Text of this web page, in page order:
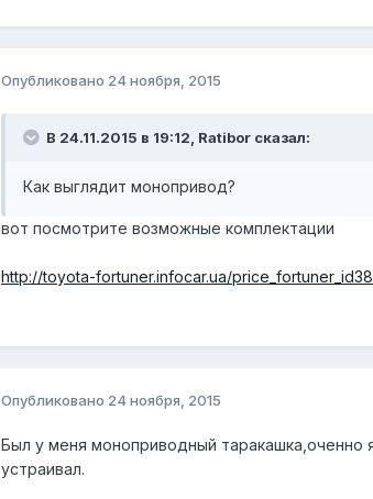
Опубликовано 24 ноября, 2015
В 24.11.2015 в 19:12, Ratibor сказал:
Как выглядит монопривод?
вот посмотрите возможные комплектации
http://toyota-fortuner.infocar.ua/
Опубликовано 24 ноября, 2015
Был у меня моноприводный таракашка,оченно
устраивал.